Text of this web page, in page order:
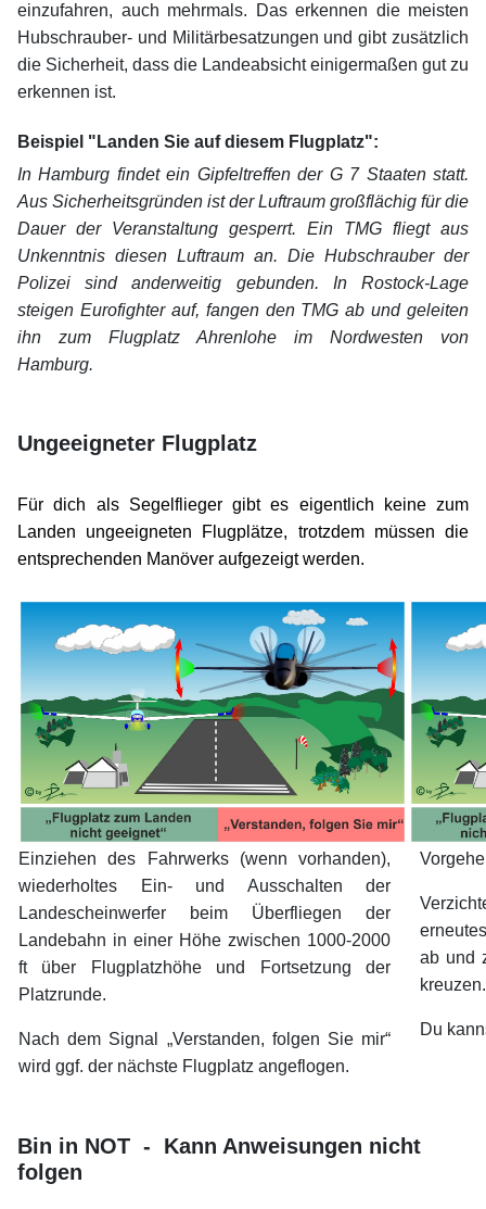
einzufahren, auch mehrmals. Das erkennen die meisten
Hubschrauber- und Militärbesatzungen und gibt zusätzlich
die Sicherheit, dass die Landeabsicht einigermaßen gut zu
erkennen ist.
Beispiel "Landen Sie auf diesem Flugplatz":
In Hamburg findet ein Gipfeltreffen der G 7 Staaten statt.
Aus Sicherheitsgründen ist der Luftraum großflächig für die
Dauer der Veranstaltung gesperrt. Ein TMG fliegt aus
Unkenntnis diesen Luftraum an. Die Hubschrauber der
Polizei sind anderweitig gebunden. In Rostock-Lage
steigen Eurofighter auf, fangen den TMG ab und geleiten
ihn zum Flugplatz Ahrenlohe im Nordwesten von
Hamburg.
Ungeeigneter Flugplatz
Für dich als Segelflieger gibt es eigentlich keine zum
Landen ungeeigneten Flugplätze, trotzdem müssen die
entsprechenden Manöver aufgezeigt werden.
Einziehen des Fahrwerks (wenn vorhanden),
wiederholtes Ein- und Ausschalten der
Landescheinwerfer beim Überfliegen der
Landebahn in einer Höhe zwischen 1000-2000
ft über Flugplatzhöhe und Fortsetzung der
Platzrunde.
Nach dem Signal „Verstanden, folgen Sie mir“
wird ggf. der nächste Flugplatz angeflogen.
ab und
kreuzen.
Du
Bin in NOT - Kann Anweisungen nicht
folgen